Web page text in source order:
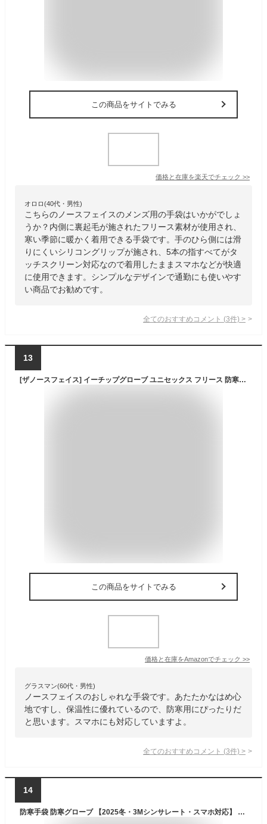
この商品をサイトでみる
価格と在庫を楽天でチェック >>
オロロ(40代・男性)
こちらのノースフェイスのメンズ用の手袋はいかがでしょ
うか？内側に裏起毛が施されたフリース素材が使用され、
寒い季節に暖かく着用できる手袋です。手のひら側には滑
りにくいシリコングリップが施され、5本の指すべてがタ
ッチスクリーン対応なので着用したままスマホなどが快適
に使用できます。シンプルなデザインで通勤にも使いやす
い商品でお勧めです。
全てのおすすめコメント (3件) >
13
[ザノースフェイス] イーチップグローブ ユニセックス フリース 防寒 スマホ タッチパネル対応 【FW23】ブラック M
この商品をサイトでみる
価格と在庫をAmazonでチェック >>
グラスマン(60代・男性)
ノースフェイスのおしゃれな手袋です。あたたかなはめ心
地ですし、保温性に優れているので、防寒用にぴったりだ
と思います。スマホにも対応していますよ。
全てのおすすめコメント (3件) >
14
防寒手袋 防寒グローブ 【2025冬・3Mシンサレート・スマホ対応】 手袋 アウトドアグローブ レディース メンズ タッチパネル対応 バイクグローブ 自転車 サイクリング手袋 スポーツ 紛失防止結び付け 滑り止め 裏起毛 防風 防水 登山 釣り 男女兼用 (L)